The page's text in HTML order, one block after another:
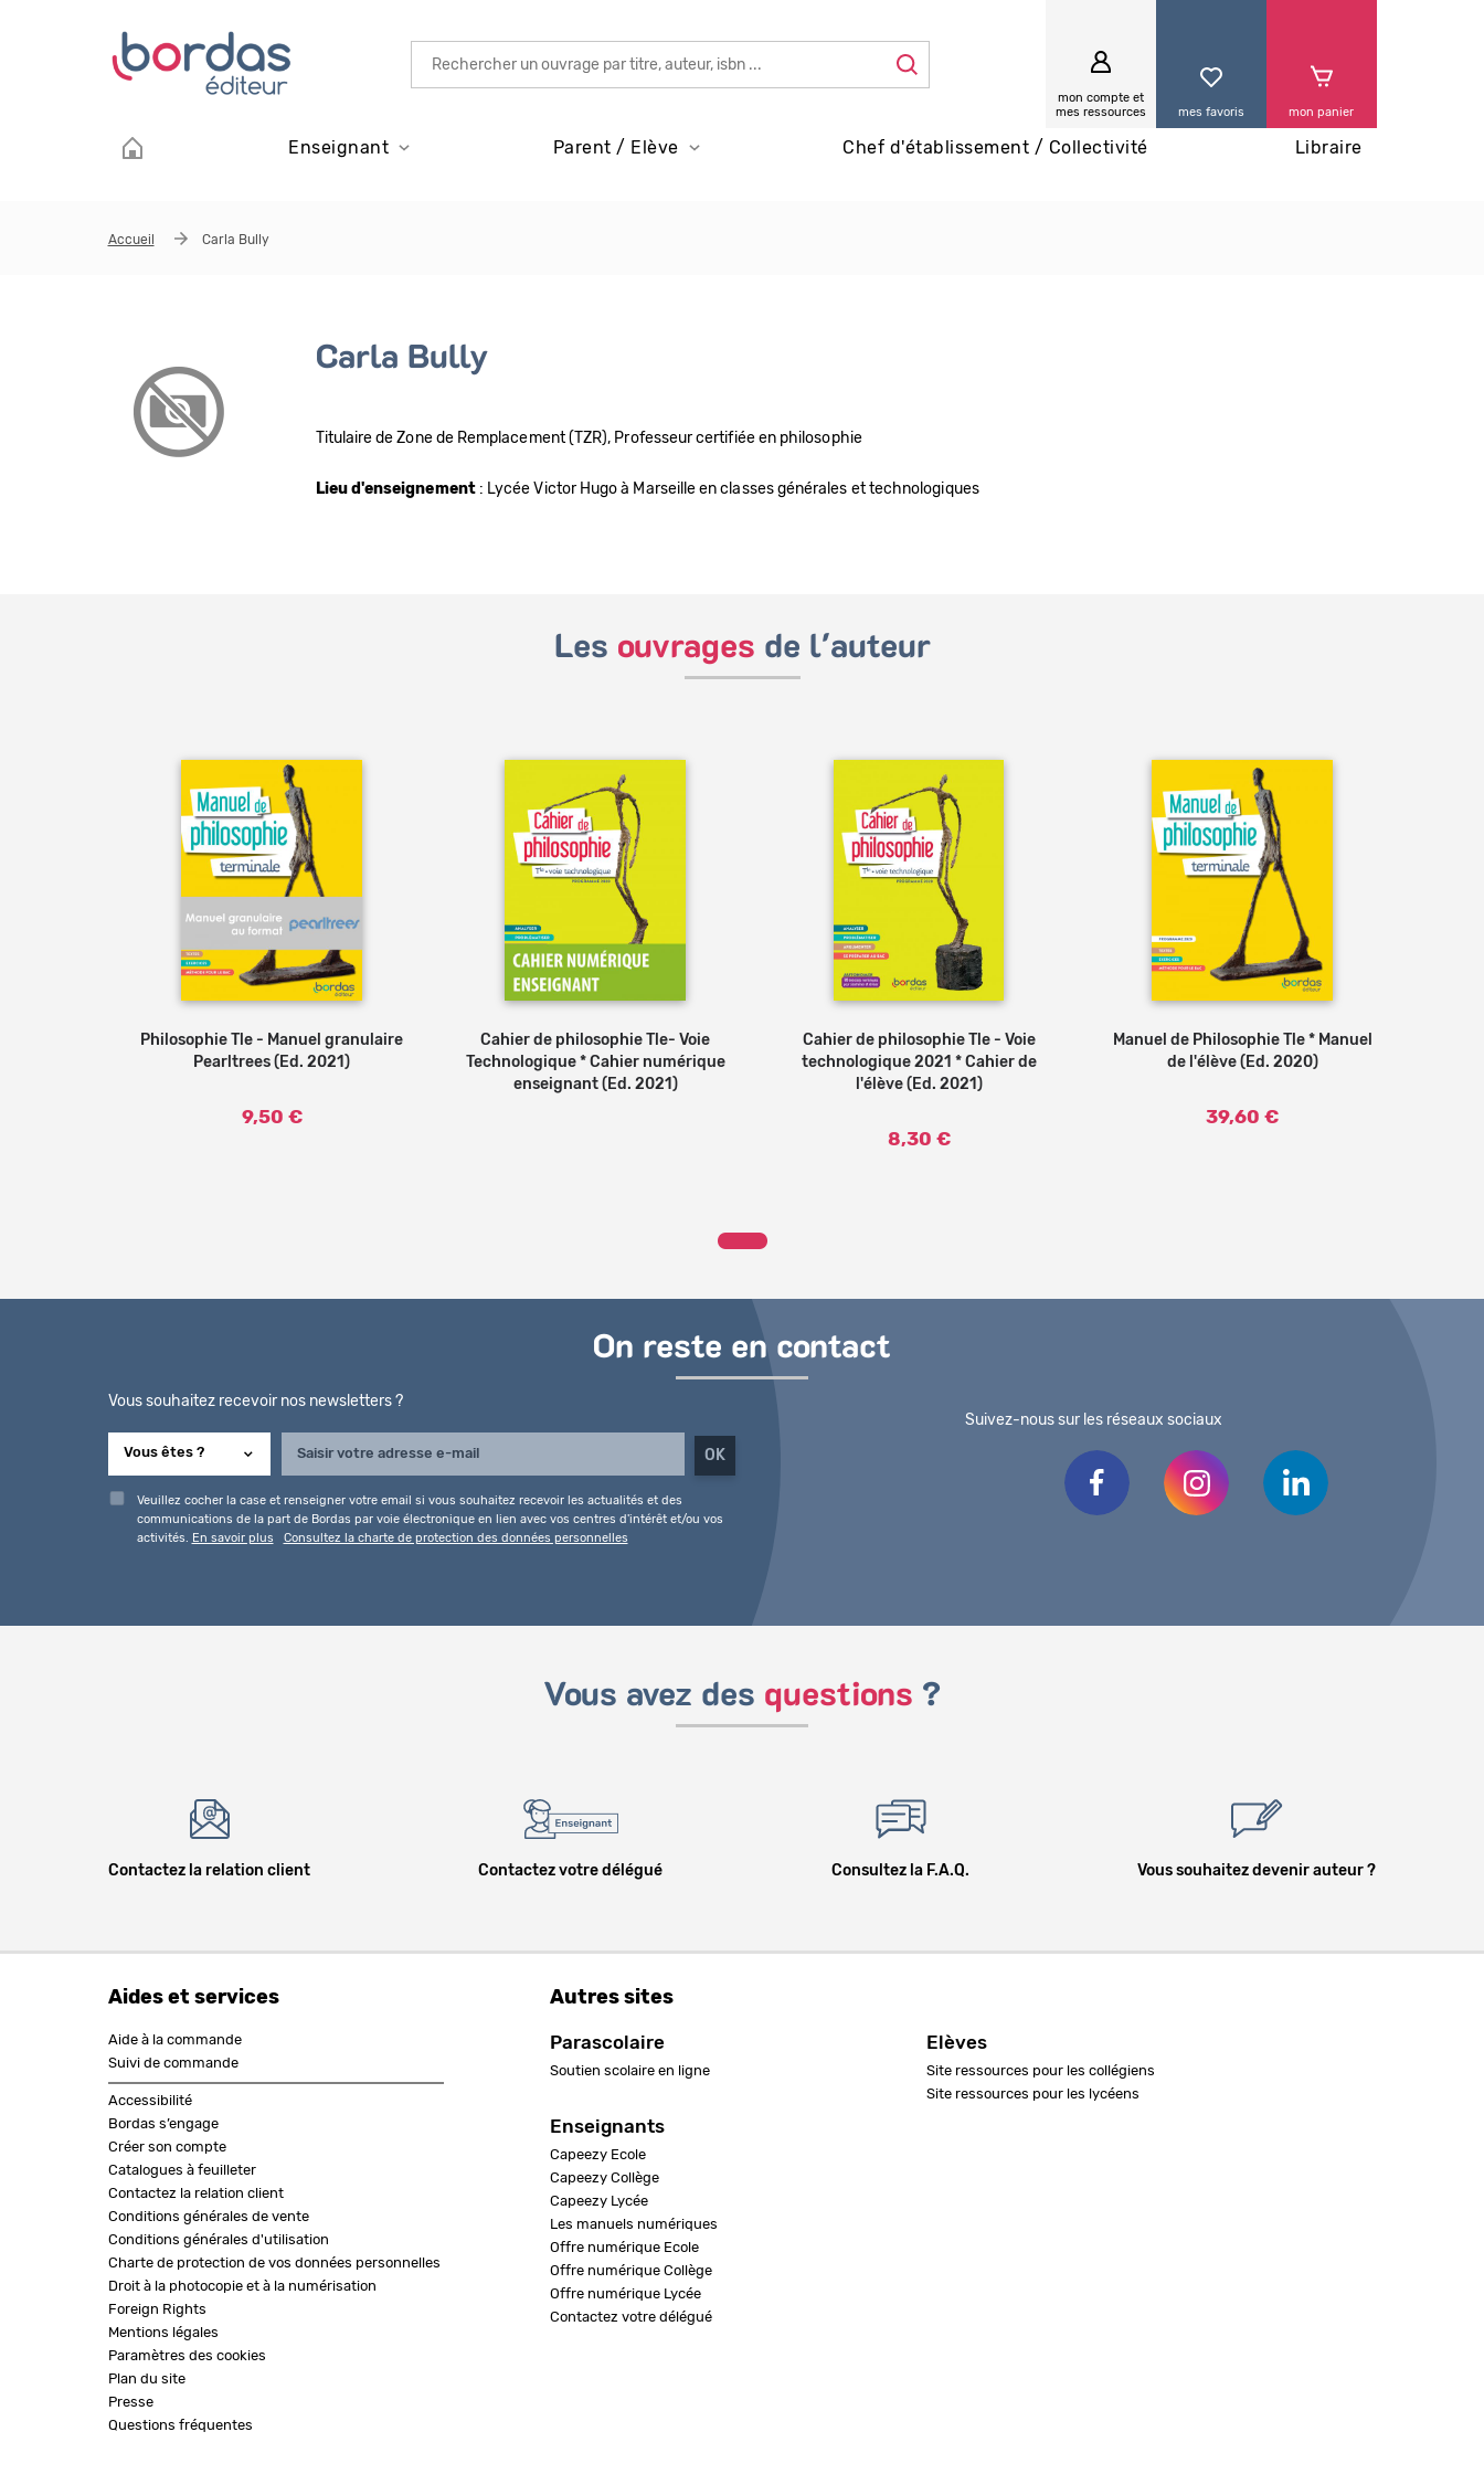
Aller au contenu principal
mon compte et
mes ressources
mes favoris mon panier
Enseignant Parent / Elève Chef d'établissement / Collectivité Libraire
Accueil Carla Bully
Carla Bully
Titulaire de Zone de Remplacement (TZR), Professeur certifiée en philosophie
Lieu d'enseignement : Lycée Victor Hugo à Marseille en classes générales et technologiques
Les ouvrages de l'auteur
Philosophie Tle - Manuel granulaire
Pearltrees (Ed. 2021)
9,50 €
Cahier de philosophie Tle- Voie
Technologique * Cahier numérique
enseignant (Ed. 2021)
panier
Cahier de philosophie Tle - Voie
technologique 2021 * Cahier de
l'élève (Ed. 2021)
8,30 €
panier
Manuel de Philosophie Tle * Manuel
de l'élève (Ed. 2020)
39,60 €
On reste en contact
Vous souhaitez recevoir nos newsletters ?
Veuillez cocher la case et renseigner votre email si vous souhaitez recevoir les actualités et des
communications de la part de Bordas par voie électronique en lien avec vos centres d'intérêt et/ou vos
activités.
En savoir plus Consultez la charte de protection des données personnelles
Suivez-nous sur les réseaux sociaux
Vous avez des questions ?
Contactez la relation client Contactez votre délégué Consultez la F.A.Q. Vous souhaitez devenir auteur ?
Aides et services
Aide à la commande
Suivi de commande
Accessibilité
Bordas s’engage
Créer son compte
Catalogues à feuilleter
Contactez la relation client
Conditions générales de vente
Conditions générales d'utilisation
Charte de protection de vos données personnelles
Droit à la photocopie et à la numérisation
Foreign Rights
Mentions légales
Paramètres des cookies
Plan du site
Presse
Questions fréquentes
Autres sites
Parascolaire
Soutien scolaire en ligne
Enseignants
Capeezy Ecole
Capeezy Collège
Capeezy Lycée
Les manuels numériques
Offre numérique Ecole
Offre numérique Collège
Offre numérique Lycée
Contactez votre délégué
Elèves
Site ressources pour les collégiens
Site ressources pour les lycéens